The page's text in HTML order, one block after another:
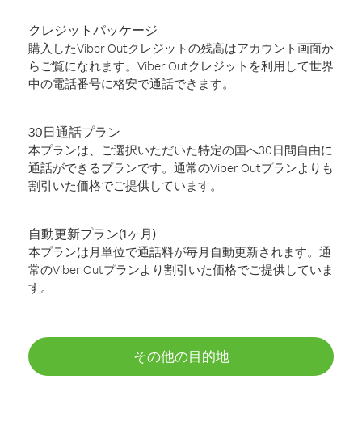
クレジットパッケージ
購入したViber Outクレジットの残高はアカウント画面か
らご覧になれます。Viber Outクレジットを利用して世界
中の電話番号に格安で通話できます。
30日通話プラン
本プランは、ご選択いただいた特定の国へ30日間自由に
通話ができるプランです。通常のViber Outプランよりも
割引いた価格でご提供しています。
自動更新プラン(1ヶ月)
本プランは月単位で通話料が毎月自動更新されます。通
常のViber Outプランより割引いた価格でご提供していま
す。
その他の目的地